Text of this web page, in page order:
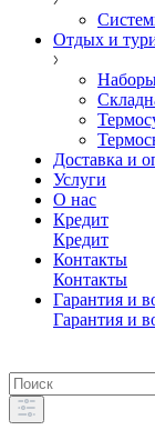
Отдых и
Доставка и
Услуги
О нас
Кредит
Кредит
Контакты
Контакты
Гарантия и
Гарантия и